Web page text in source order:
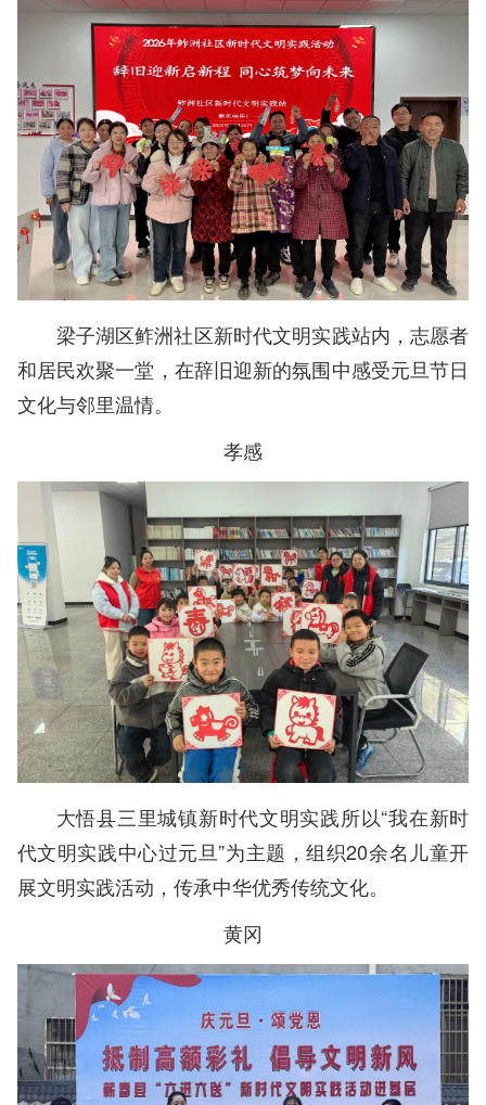
梁子湖区鲊洲社区新时代文明实践站内，志愿者
和居民欢聚一堂，在辞旧迎新的氛围中感受元旦节日
文化与邻里温情。
孝感
大悟县三里城镇新时代文明实践所以“我在新时
代文明实践中心过元旦”为主题，组织20余名儿童开
展文明实践活动，传承中华优秀传统文化。
黄冈